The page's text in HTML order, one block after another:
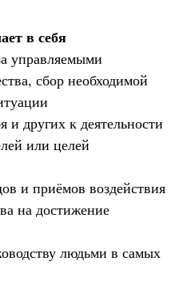
в себя
управляемыми
сбор необходимой
и других к деятельности
или целей
и приёмов воздействия
на достижение
людьми в самых